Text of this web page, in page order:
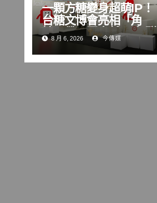
一顆方糖變身超萌IP！
台糖文博會亮相「角
糖」帶民眾穿越80年甜
蜜記憶
8 月 6, 2026 今傳媒